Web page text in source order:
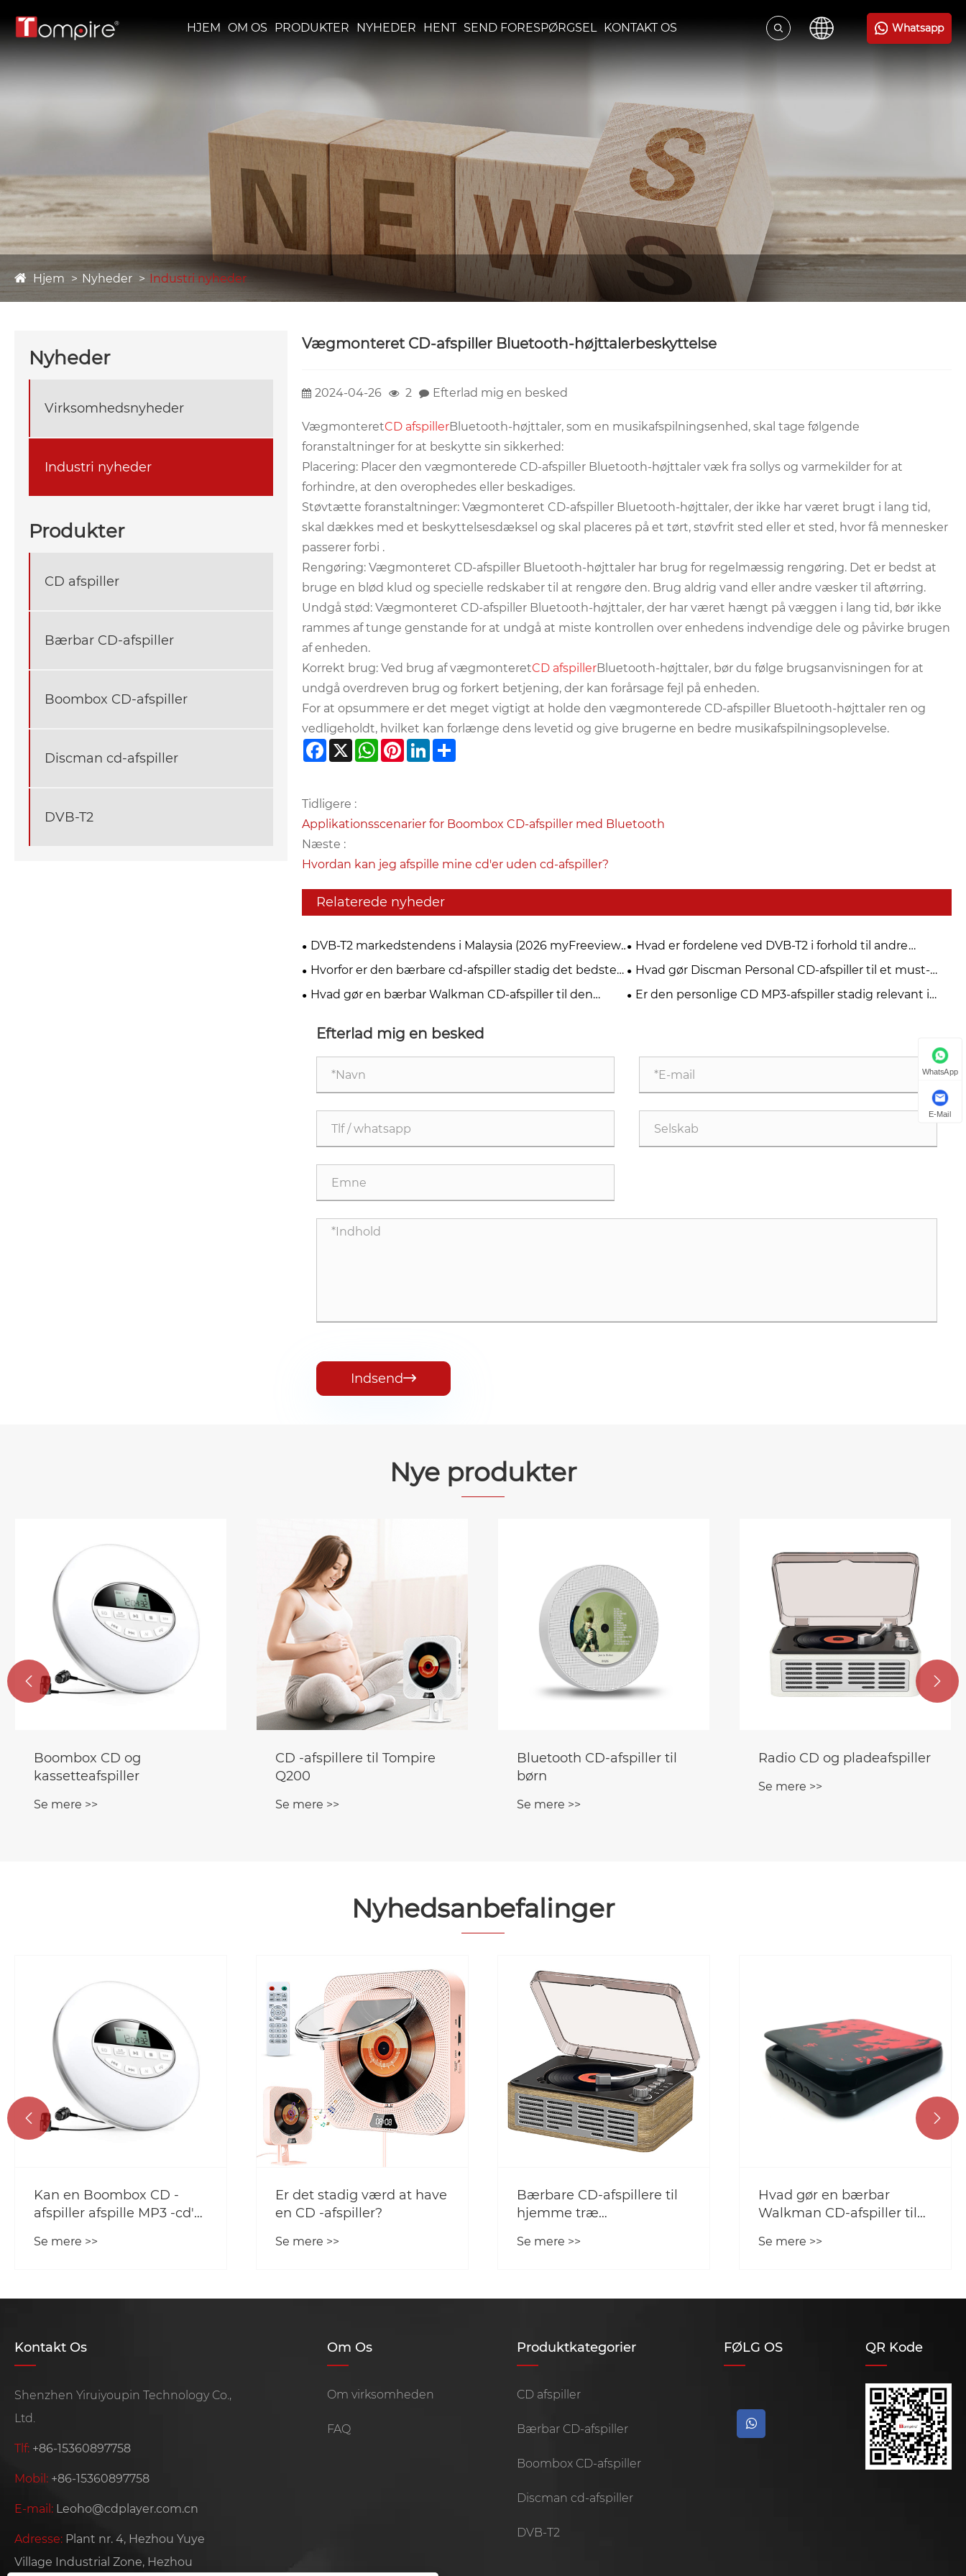
HJEM OM OS PRODUKTER NYHEDER HENT SEND FORESPØRGSEL KONTAKT OS Whatsapp
Hjem Nyheder Industri nyheder
Nyheder
Virksomhedsnyheder
Industri nyheder
Produkter
CD afspiller
Bærbar CD-afspiller
Boombox CD-afspiller
Discman cd-afspiller
DVB-T2
Vægmonteret CD-afspiller Bluetooth-højttalerbeskyttelse
2024-04-26 2 Efterlad mig en besked
VægmonteretCD afspillerBluetooth-højttaler, som en musikafspilningsenhed, skal tage følgende
foranstaltninger for at beskytte sin sikkerhed:
Placering: Placer den vægmonterede CD-afspiller Bluetooth-højttaler væk fra sollys og varmekilder for at
forhindre, at den overophedes eller beskadiges.
Støvtætte foranstaltninger: Vægmonteret CD-afspiller Bluetooth-højttaler, der ikke har været brugt i lang tid,
skal dækkes med et beskyttelsesdæksel og skal placeres på et tørt, støvfrit sted eller et sted, hvor få mennesker
passerer forbi .
Rengøring: Vægmonteret CD-afspiller Bluetooth-højttaler har brug for regelmæssig rengøring. Det er bedst at
bruge en blød klud og specielle redskaber til at rengøre den. Brug aldrig vand eller andre væsker til aftørring.
Undgå stød: Vægmonteret CD-afspiller Bluetooth-højttaler, der har været hængt på væggen i lang tid, bør ikke
rammes af tunge genstande for at undgå at miste kontrollen over enhedens indvendige dele og påvirke brugen
af ​​enheden.
Korrekt brug: Ved brug af vægmonteretCD afspillerBluetooth-højttaler, bør du følge brugsanvisningen for at
undgå overdreven brug og forkert betjening, der kan forårsage fejl på enheden.
For at opsummere er det meget vigtigt at holde den vægmonterede CD-afspiller Bluetooth-højttaler ren og
vedligeholdt, hvilket kan forlænge dens levetid og give brugerne en bedre musikafspilningsoplevelse.
Facebook
X WhatsApp
PinterestLinkedIn
Tidligere :
Applikationsscenarier for Boombox CD-afspiller med Bluetooth
Næste :
Hvordan kan jeg afspille mine cd'er uden cd-afspiller?
Relaterede nyheder
DVB-T2 markedstendens i Malaysia (2026 myFreeview
/ MYTV)
Hvad er fordelene ved DVB-T2 i forhold til andre
digitale tv-standarder?
Hvorfor er den bærbare cd-afspiller stadig det bedste
valg for musikelskere i 2026?
Hvad gør Discman Personal CD-afspiller til et must-
have for musikelskere
Hvad gør en bærbar Walkman CD-afspiller til den
Er den personlige CD MP3-afspiller stadig relevant i
Efterlad mig en besked
Indsend
Nye produkter
CD -afspillere til Tompire
Q200
Se mere >>
Bluetooth CD-afspiller til
børn
Se mere >>
Radio CD og pladeafspiller CD-afspiller til bil
Se mere >>
 
Nyhedsanbefalinger
Er det stadig værd at have
en CD -afspiller?
Se mere >>
Bærbare CD-afspillere til
hjemme træ
hjemmelavet og
Se mere >>
Hvad gør en bærbar
Walkman CD-afspiller til
musikelskere
Se mere >>
Den hotteste vintage CD -
afspiller i julesæsonen
Se mere >>
 
Kontakt Os
Shenzhen Yiruiyoupin Technology Co.,
Ltd.
Tlf: +86-15360897758
Mobil: +86-15360897758
E-mail: Leoho@cdplayer.com.cn
Adresse: Plant nr. 4, Hezhou Yuye
Village Industrial Zone, Hezhou
Om Os
Om virksomheden
FAQ
Produktkategorier
CD afspiller
Bærbar CD-afspiller
Boombox CD-afspiller
Discman cd-afspiller
DVB-T2
FØLG OS QR Kode
WhatsApp
E-Mail